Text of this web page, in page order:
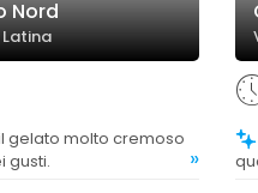
Nord
Latina
gusti.
»
Viene valorizzata la freschezza e la